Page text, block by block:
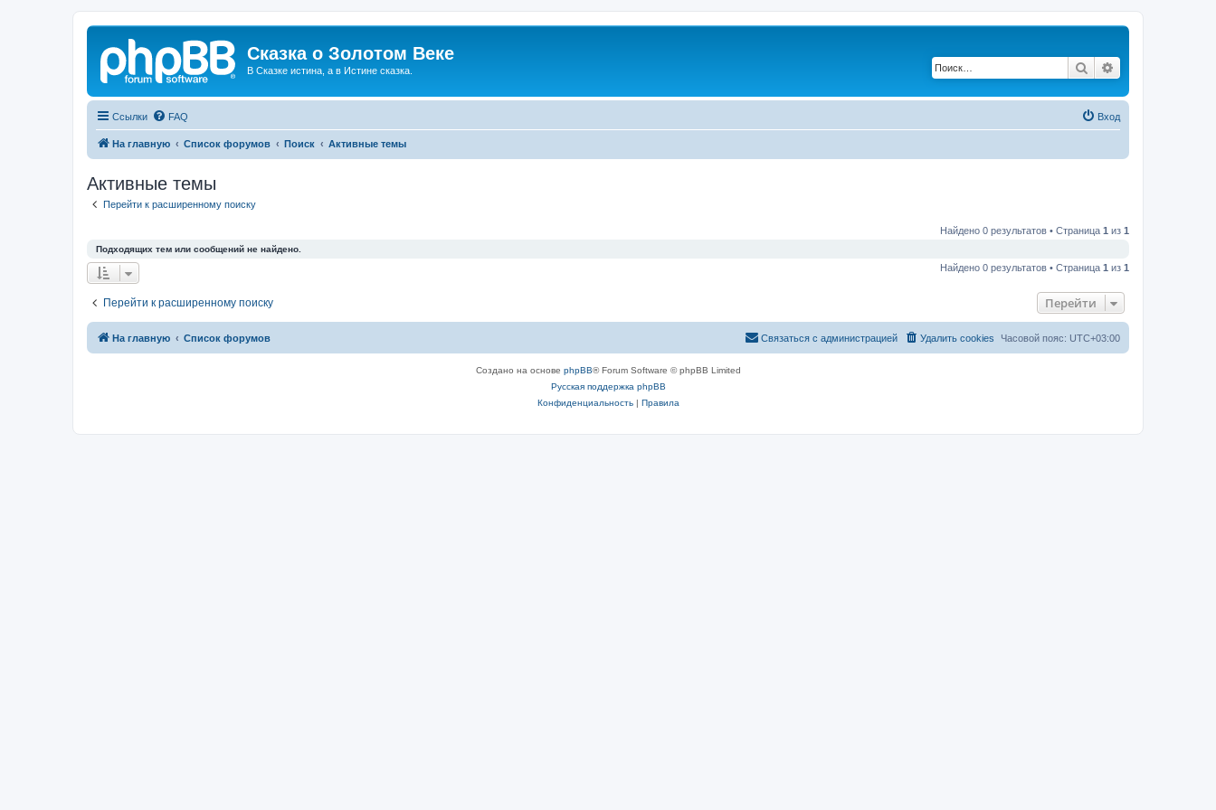
Сказка о Золотом Веке
В Сказке истина, а в Истине сказка. Поиск
Ссылки FAQ Вход
На главную Список форумов Поиск Активные темы
Активные темы
Перейти к расширенному поиску
Найдено 0 результатов • Страница 1 из 1
Подходящих тем или сообщений не найдено.
Найдено 0 результатов • Страница 1 из 1
Перейти к расширенному поиску Перейти
На главную Список форумов Часовой пояс: UTC+03:00
Удалить cookies
Связаться с администрацией
Создано на основе phpBB® Forum Software © phpBB Limited
Русская поддержка phpBB
Конфиденциальность| Правила